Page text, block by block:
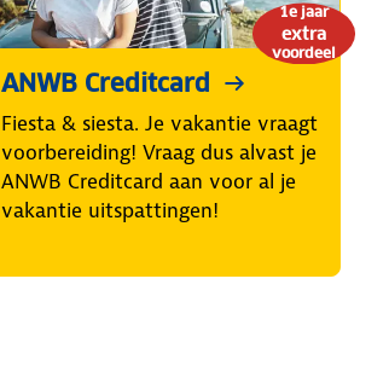
1e jaar
extra
voordeel
ANWB Creditcard
Fiesta & siesta. Je vakantie vraagt
voorbereiding! Vraag dus alvast je
ANWB Creditcard aan voor al je
vakantie uitspattingen!